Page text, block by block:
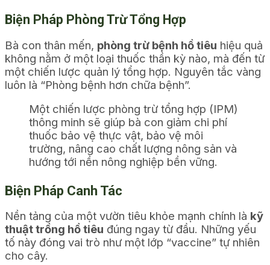
Biện Pháp Phòng Trừ Tổng Hợp
Bà con thân mến, phòng trừ bệnh hồ tiêu hiệu quả
không nằm ở một loại thuốc thần kỳ nào, mà đến từ
một chiến lược quản lý tổng hợp. Nguyên tắc vàng
luôn là “Phòng bệnh hơn chữa bệnh”.
Một chiến lược phòng trừ tổng hợp (IPM)
thông minh sẽ giúp bà con giảm chi phí
thuốc bảo vệ thực vật, bảo vệ môi
trường, nâng cao chất lượng nông sản và
hướng tới nền nông nghiệp bền vững.
Biện Pháp Canh Tác
Nền tảng của một vườn tiêu khỏe mạnh chính là kỹ
thuật trồng hồ tiêu đúng ngay từ đầu. Những yếu
tố này đóng vai trò như một lớp “vaccine” tự nhiên
cho cây.